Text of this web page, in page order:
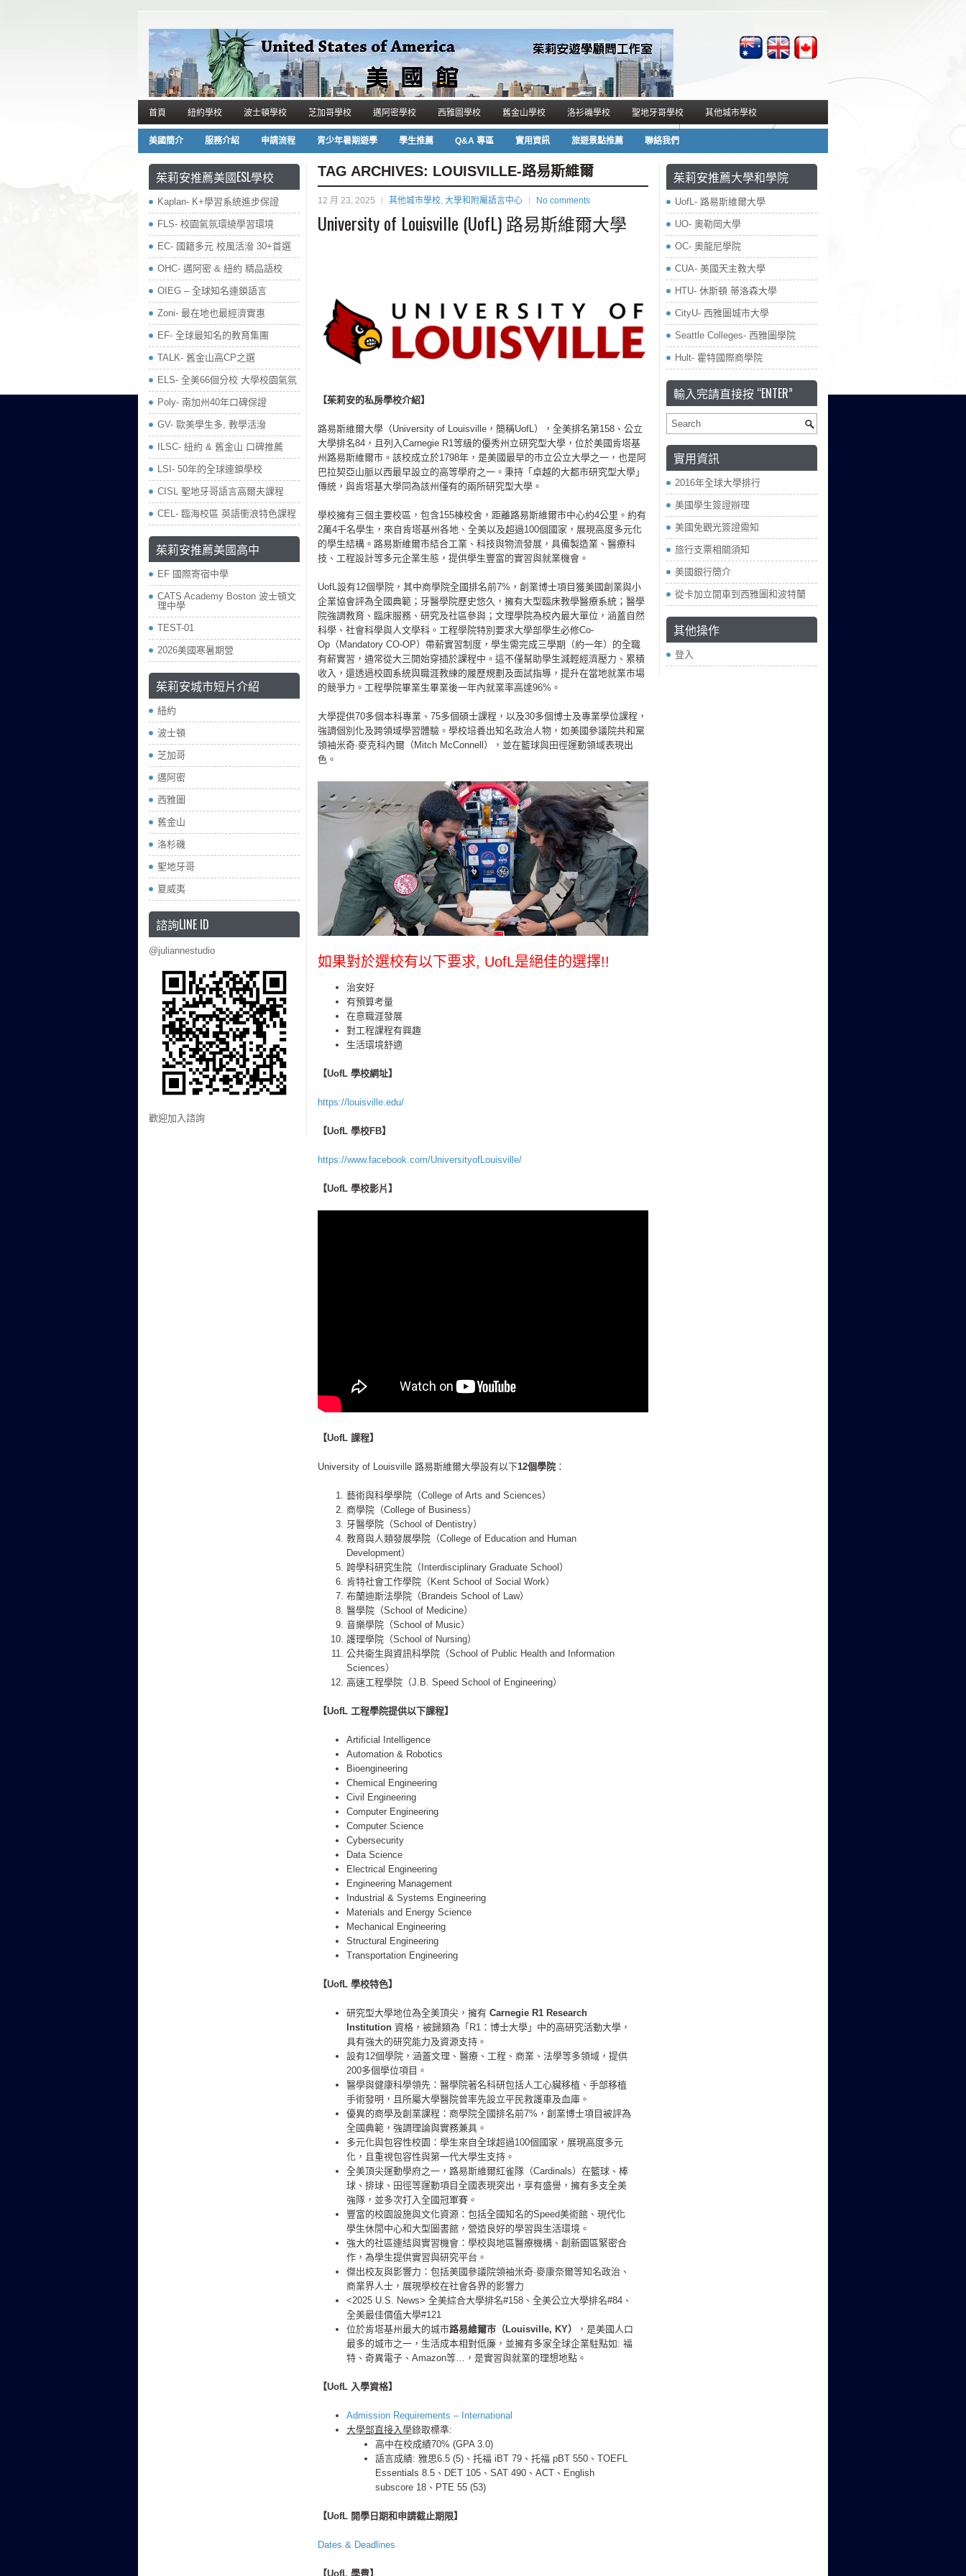
首頁 紐約學校 波士頓學校 芝加哥學校 邁阿密學校 西雅圖學校 舊金山學校 洛衫磯學校 聖地牙哥學校 其他城市學校
美國簡介 服務介紹 申請流程 青少年暑期遊學 學生推薦 Q&A 專區 實用資訊 旅遊景點推薦 聯絡我們
TAG ARCHIVES: LOUISVILLE-路易斯維爾
12 月 23, 2025 其他城市學校, 大學和附屬語言中心 No comments
University of Louisville (​UofL) 路易斯維爾大學
【​茱莉安的私房學校介紹】
路易斯維爾大學（University of Louisville，簡稱UofL），全美排名第158、公立
大學排名84，且列入Carnegie R1等級的優秀州立研究型大學，位於美國肯塔基
州路易斯維爾市。該校成立於1798年，是美國最早的市立公立大學之一，也是阿
巴拉契亞山脈以西最早設立的高等學府之一。秉持「卓越的大都市研究型大學」
傳統，與肯塔基大學同為該州僅有的兩所研究型大學。
學校擁有三個主要校區，包含155棟校舍，距離路易斯維爾市中心約4公里。約有
2萬4千名學生，來自肯塔基州各地、全美以及超過100個國家，展現高度多元化
的學生結構。路易斯維爾市結合工業、科技與物流發展，具備製造業、醫療科
技、工程設計等多元企業生態，提供學生豐富的實習與就業機會。
UofL設有12個學院，其中商學院全國排名前7%，創業博士項目獲美國創業與小
企業協會評為全國典範；牙醫學院歷史悠久，擁有大型臨床教學醫療系統；醫學
院強調教育、臨床服務、研究及社區參與；文理學院為校內最大單位，涵蓋自然
科學、社會科學與人文學科。工程學院特別要求大學部學生必修Co-
Op（Mandatory CO-OP）帶薪實習制度，學生需完成三學期（約一年）的全職
有薪實習，通常從大三開始穿插於課程中。這不僅幫助學生減輕經濟壓力、累積
收入，還透過校園系統與職涯教練的履歷規劃及面試指導，提升在當地就業市場
的競爭力。工程學院畢業生畢業後一年內就業率高達96%。
大學提供70多個本科專業、75多個碩士課程，以及30多個博士及專業學位課程，
強調個別化及跨領域學習體驗。學校培養出知名政治人物，如美國參議院共和黨
領袖米奇·麥克科內爾（Mitch McConnell），並在籃球與田徑運動領域表現出
色。
如果對於選校有以下要求, UofL是絕佳的選擇!!
治安好
有預算考量
在意職涯發展
對工程課程有興趣
生活環境舒適
【​UofL 學校網址】
https://louisville.edu/
【​UofL 學校FB】
https://www.facebook.com/UniversityofLouisville/
【​UofL 學校影片】
【​UofL 課程】
University of Louisville 路易斯維爾大學設有以下12個學院 ：
藝術與科學學院（College of Arts and Sciences）
商學院（College of Business）
牙醫學院（School of Dentistry）
教育與人類發展學院（College of Education and Human
Development）
跨學科研究生院（Interdisciplinary Graduate School）
肯特社會工作學院（Kent School of Social Work）
布蘭迪斯法學院（Brandeis School of Law）
醫學院（School of Medicine）
音樂學院（School of Music）
護理學院（School of Nursing）
公共衛生與資訊科學院（School of Public Health and Information
Sciences）
高速工程學院（J.B. Speed School of Engineering）
【UofL 工程學院提供以下課程】
Artificial Intelligence
Automation & Robotics
Bioengineering
Chemical Engineering
Civil Engineering
Computer Engineering
Computer Science
Cybersecurity
Data Science
Electrical Engineering
Engineering Management
Industrial & Systems Engineering
Materials and Energy Science
Mechanical Engineering
Structural Engineering
Transportation Engineering
【​UofL 學校特色】
研究型大學地位為全美頂尖，擁有 Carnegie R1 Research
Institution 資格，被歸類為「R1：博士大學」中的高研究活動大學，
具有強大的研究能力及資源支持。
設有12個學院，涵蓋文理、醫療、工程、商業、法學等多領域，提供
200多個學位項目。
醫學與健康科學領先：醫學院著名科研包括人工心臟移植、手部移植
手術發明，且所屬大學醫院曾率先設立平民救護車及血庫。
優異的商學及創業課程：商學院全國排名前7%，創業博士項目被評為
全國典範，強調理論與實務兼具。
多元化與包容性校園：學生來自全球超過100個國家，展現高度多元
化，且重視包容性與第一代大學生支持。
全美頂尖運動學府之一，路易斯維爾紅雀隊（Cardinals）在籃球、棒
球、排球、田徑等運動項目全國表現突出，享有盛譽，擁有多支全美
強隊， 並多次打入全國冠軍賽。
豐富的校園設施與文化資源：包括全國知名的Speed美術館、現代化
學生休閒中心和大型圖書館，營造良好的學習與生活環境。
強大的社區連結與實習機會：學校與地區醫療機構、創新園區緊密合
作，為學生提供實習與研究平台。
傑出校友與影響力：包括美國參議院領袖米奇·麥康奈爾等知名政治、
商業界人士，展現學校在社會各界的影響力
<2025 U.S. News> 全美綜合大學排名#158 、全美公立大學排名#84 、
全美最佳價值大學#121
位於肯塔基州最大的城市路易維爾市（ Louisville, KY）
，是美國人口
最多的城市之一，生活成本相對低廉， 並擁有多家全球企業駐點如: 福
特、奇異電子、 Amazon等… ，是實習與就業的理想地點。
【​UofL 入學資格】
Admission Requirements – International
大學部直接入學錄取標準:
高中在校成績70% (GPA 3.0)
語言成績: 雅思6.5 (5)、托福 iBT 79、托福 pBT 550、TOEFL
Essentials 8.5、DET 105、SAT 490、ACT、English
subscore 18、PTE 55 (53)
【​UofL 開學日期和申請截止期限】
Dates & Deadlines
【​UofL 學費】
茱莉安推薦美國ESL學校
Kaplan- K+學習系統進步保證
FLS- 校園氣氛環繞學習環境
EC- 國籍多元 校風活潑 30+首選
OHC- 邁阿密 & 紐約 精品語校
OIEG – 全球知名連鎖語言
Zoni- 最在地也最經濟實惠
EF- 全球最知名的教育集團
TALK- 舊金山高CP之選
ELS- 全美66個分校 大學校園氣氛
Poly- 南加州40年口碑保證
GV- 歐美學生多, 教學活潑
ILSC- 紐約 & 舊金山 口碑推薦
LSI- 50年的全球連鎖學校
CISL 聖地牙哥語言高爾夫課程
CEL- 臨海校區 英語衝浪特色課程
茱莉安推薦美國高中
EF 國際寄宿中學
CATS Academy Boston 波士頓文
理中學
TEST-01
2026美國寒暑期營
茱莉安城市短片介紹
紐約
波士頓
芝加哥
邁阿密
西雅圖
舊金山
洛杉磯
聖地牙哥
夏威夷
諮詢LINE ID
@juliannestudio
歡迎加入諮詢
茱莉安推薦大學和學院
​UofL- 路易斯維爾大學
UO- 奧勒岡大學
OC- 奧龍尼學院
CUA- 美國天主教大學
HTU- 休斯頓 蒂洛森大學
CityU- 西雅圖城市大學
Seattle Colleges- 西雅圖學院
Hult- 霍特國際商學院
輸入完請直接按 “ENTER”
實用資訊
2016年全球大學排行
美國學生簽證辦理
美國免觀光簽證需知
旅行支票相關須知
美國銀行簡介
從卡加立開車到西雅圖和波特蘭
其他操作
登入